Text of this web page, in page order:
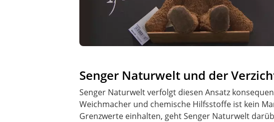
Senger Naturwelt und der
Senger Naturwelt verfolgt diesen Ansatz
Weichmacher und chemische Hilfsstoffe ist kein
Grenzwerte einhalten, geht Senger Naturwelt